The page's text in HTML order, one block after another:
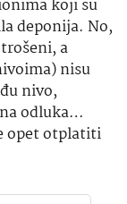
koji su
deponija. No,
a
nisu
nivo,
odluka…
opet otplatiti